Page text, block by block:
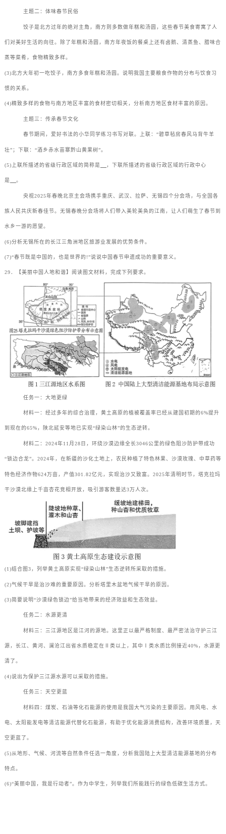
主题二：体味春节民俗
饺子是北方过年的绝对主角，南方则多数做年糕和汤圆，这些春节美食寄寓了人
们对美好生活的向往。除了年糕和汤圆，南方年夜饭的餐桌上还有卤鹅、清蒸鱼、腊味合
蒸等菜肴，食物精致多样。
(3)北方大年初一吃饺子，南方多食年糕和汤圆。说明我国主要粮食作物的分布与饮食习
惯的关系。
(4)精致多样的食物与南方地区丰富的食材密切相关，分析南方地区食材丰富的原因。
主题三：传承春节文化
春节期间，爱好书法的小华同学练习书写对联。上联：“碧草毡房春风马背牛羊
壮”；下联：“酒乡赤水苗寨黔山黄果树”。
(5)上联所描述的省级行政区域的简称是 ，下联所描述的省级行政区域的行政中心
是 。
央视2025年春晚北京主会场携手重庆、武汉、拉萨、无锡四个分会场，与全国各
族人民共庆新春佳节。无锡春晚分会场将人们带入美轮美奂的江南，让人们萌生了春节到
水乡一游的愿望。
(6)分析无锡所在的长江三角洲地区旅游业发展的优势条件。
(7)“春节既是中国的，也是世界的!”说说中国春节申遗成功的重要意义。
29．【美丽中国人地和谐】阅读图文材料，完成下列要求。
任务一：大地更绿
材料一：经过多年的综合治理，黄土高原的植被覆盖率已经从建国初期的6%提升
到现在的65%，陕北延安等地已实现“绿染山林”的生态逆转。
材料二：2024年11月28日，环绕沙漠边缘全长3046公里的绿色阻沙防护带成功
“锁边合龙”。2024年，在新疆的沙化土地上，农民种植了特色林果、沙漠玫瑰、中草药等
特色经济作物624万亩，产值301.82亿元，实现治沙又致富。2025年清明时节，塔克拉玛
干沙漠北缘上千亩杏花竞相开放，吸引游客数量达3万人次。
(1)结合图3，列举黄土高原实现“绿染山林”生态逆转所采取的措施。
(2)气候干旱是治沙难的重要原因。分析塔里木盆地气候干旱的原因。
(3)简要说明“沙漠绿色锁边”给当地带来的经济效益和生态效益。
任务二：水源更清
材料三：三江源地区是江河的源地。这里正以最严格制度、最严密法治守护三江
源，长江、黄河、澜沧江出省水质稳定在Ⅱ类以上，其中Ⅰ类水质比例接近40%，水源更
清了。
(4)说出为保护三江源水源可以采取的措施。
任务三：天空更蓝
材料四：煤炭、石油等化石能源的使用是我国大气污染的主要原因。用风电、水
电、太阳能发电等清洁能源代替化石能源，有助于优化能源消费结构，改善环境质量，天
空更蓝了。
(5)从地形、气候、河流等自然条件任选一角度，分析我国陆上大型清洁能源基地的分布
特点。
(6)“美丽中国，我是行动者”。作为中学生，列举我们所能践行的绿色低碳生活方式。